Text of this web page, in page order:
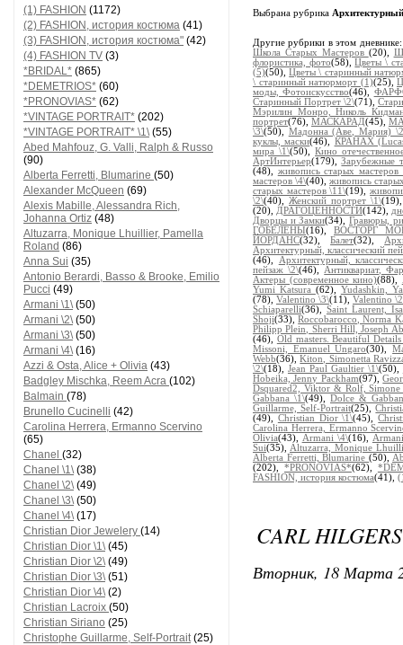
(1) FASHION (1172)
(2) FASHION, история костюма (41)
(3) FASHION, история костюма" (42)
(4) FASHION TV (3)
*BRIDAL* (865)
*DEMETRIOS* (60)
*PRONOVIAS* (62)
*VINTAGE PORTRAIT* (202)
*VINTAGE PORTRAIT* \1\(55)
Abed Mahfouz, G. Valli, Ralph & Russo
(90)
Alberta Ferretti, Blumarine (50)
Alexander McQueen (69)
Alexis Mabille, Alessandra Rich,
Johanna Ortiz (48)
Altuzarra, Monique Lhuillier, Pamella
Roland (86)
Anna Sui (35)
Antonio Berardi, Basso & Brooke, Emilio
Pucci (49)
Armani \1\(50)
Armani \2\(50)
Armani \3\(50)
Armani \4\(16)
Azzi & Osta, Alice + Olivia (43)
Badgley Mischka, Reem Acra (102)
Balmain (78)
Brunello Cucinelli (42)
Carolina Herrera, Ermanno Scervino
(65)
Chanel (32)
Chanel \1\(38)
Chanel \2\(49)
Chanel \3\(50)
Chanel \4\(17)
Christian Dior Jewelery (14)
Christian Dior \1\(45)
Christian Dior \2\(49)
Christian Dior \3\(51)
Christian Dior \4\(2)
Christian Lacroix (50)
Christian Siriano (25)
Christophe Guillarme, Self-Portrait(25)
Выбрана рубрика
Другие рубрики в этом
Школа Старых Мастеров (20),
флористика, фото(58),Цветы \
(5)(50),Цветы \ старинный
\ старинный натюрморт (1)(25),
моды, Фотоискусство(46),
Старинный Портрет \2\(71),
Мэрилин Монро, Николь
портрет(76), МАСКАРАД(45),
\3\(50), Мадонна (Аве, Мария)
куклы, маски(46), КРАНАХ
мира \1\(50), Кино
АртИнтерьер(179),Зарубежные
(48), живопись старых мастеров
мастеров \4\(40),живопись
старых мастеров \11\(19),
\2\(40), Женский портрет \1\
(20), ДРАГОЦЕННОСТИ(142),
Дворцы и Замки(34),Гравюры,
ГОБЕЛЕНЫ(16), ВОСТОРГ
ЙОРДАНС(32),Балет(32),
Архитектурный, классический
(46),
Архитектурный,
пейзаж \2\(46), Антиквариат,
Актеры (современное кино)(88),
Yumi Katsura (62), Yudashkin,
(78), Valentino \3\(11), Valentino
Schiaparelli(36), Saint Laurent,
Shoji(33),Roccobarocco, Norma
Philipp Plein, Sherri Hill, Joseph
(46), Old masters. Beautiful
Missoni, Emanuel Ungaro(30),
Webb(36),Kiton, Simonetta
\2\(18), Jean Paul Gaultier \1\(50),
Hobeika, Jenny Packham(97),
Dsquared2, Viktor & Rolf, Simone
Gabbana \1\(49), Dolce &
Guillarme, Self-Portrait(25),
(49), Christian Dior \1\(45),
Carolina Herrera, Ermanno
Olivia(43), Armani \4\(16),
Sui(35), Altuzarra, Monique
Alberta Ferretti, Blumarine(50),
(202), *PRONOVIAS*(62),
FASHION, история костюма(41),
CARL
Вторник, 18 Марта